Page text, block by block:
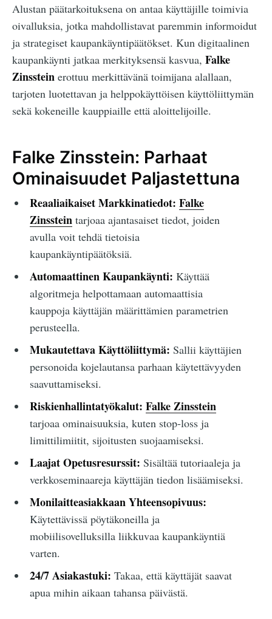
Alustan päätarkoituksena on antaa käyttäjille toimivia
oivalluksia, jotka mahdollistavat paremmin informoidut
ja strategiset kaupankäyntipäätökset. Kun digitaalinen
kaupankäynti jatkaa merkityksensä kasvua, Falke
Zinsstein erottuu merkittävänä toimijana alallaan,
tarjoten luotettavan ja helppokäyttöisen käyttöliittymän
sekä kokeneille kauppiaille että aloittelijoille.
Falke Zinsstein: Parhaat
Ominaisuudet Paljastettuna
Reaaliaikaiset Markkinatiedot: Falke
Zinssteintarjoaa ajantasaiset tiedot, joiden
avulla voit tehdä tietoisia
kaupankäyntipäätöksiä.
Automaattinen Kaupankäynti: Käyttää
algoritmeja helpottamaan automaattisia
kauppoja käyttäjän määrittämien parametrien
perusteella.
Mukautettava Käyttöliittymä: Sallii käyttäjien
personoida kojelautansa parhaan käytettävyyden
saavuttamiseksi.
Riskienhallintatyökalut: Falke Zinsstein
tarjoaa ominaisuuksia, kuten stop-loss ja
limittilimiitit, sijoitusten suojaamiseksi.
Laajat Opetusresurssit: Sisältää tutoriaaleja ja
verkkoseminaareja käyttäjän tiedon lisäämiseksi.
Monilaitteasiakkaan Yhteensopivuus:
Käytettävissä pöytäkoneilla ja
mobiilisovelluksilla liikkuvaa kaupankäyntiä
varten.
24/7 Asiakastuki: Takaa, että käyttäjät saavat
apua mihin aikaan tahansa päivästä.